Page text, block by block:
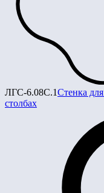
ЛГС-6.08С.1Стенка
столбах